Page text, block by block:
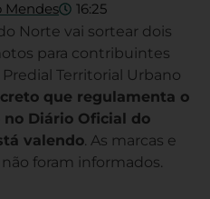
Mendes 16:25
Norte vai sortear dois
para contribuintes
Territorial Urbano
que regulamenta o
Diário Oficial do
valendo. As marcas e
foram informados.